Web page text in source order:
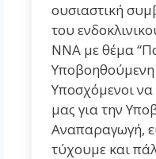
ουσιαστική
του
ΝΝΑ με θέμα
Υποσχόμενοι
μας για την
Αναπαραγωγή,
τύχουμε και